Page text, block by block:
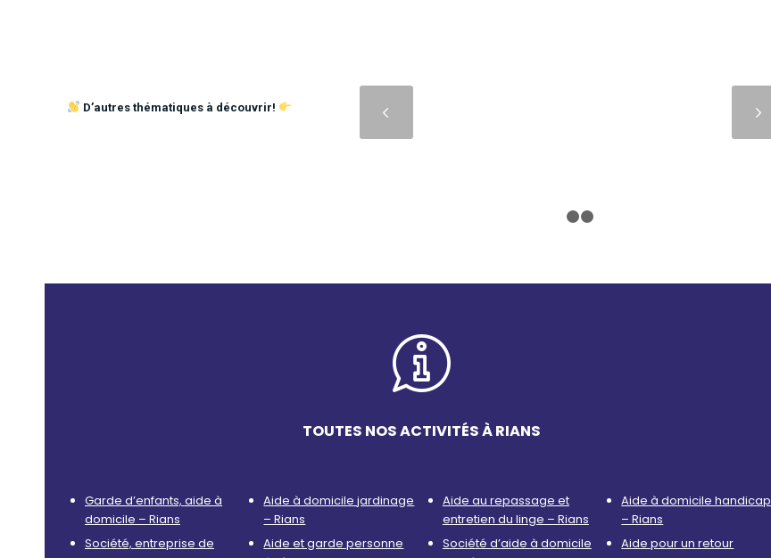
D’autres thématiques à découvrir!
Précédent
TOUTES NOS ACTIVITÉS À RIANS
Garde d’enfants, aide à
domicile – Rians
Société, entreprise de
Aide à domicile jardinage
– Rians
Aide et garde personne
Aide au repassage et
entretien du linge – Rians
Société d’aide à domicile
Aide à domicile handicap
– Rians
Aide pour un retour